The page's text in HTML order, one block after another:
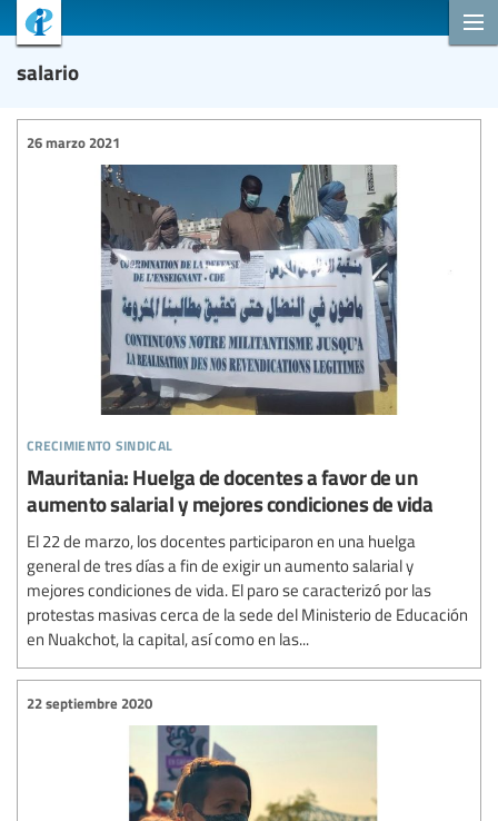
salario
crecimiento sindical
26 marzo 2021
Mauritania: Huelga de docentes a favor de un
aumento salarial y mejores condiciones de vida
El 22 de marzo, los docentes participaron en una huelga
general de tres días a fin de exigir un aumento salarial y
mejores condiciones de vida. El paro se caracterizó por las
protestas masivas cerca de la sede del Ministerio de Educación
en Nuakchot, la capital, así como en las...
22 septiembre 2020